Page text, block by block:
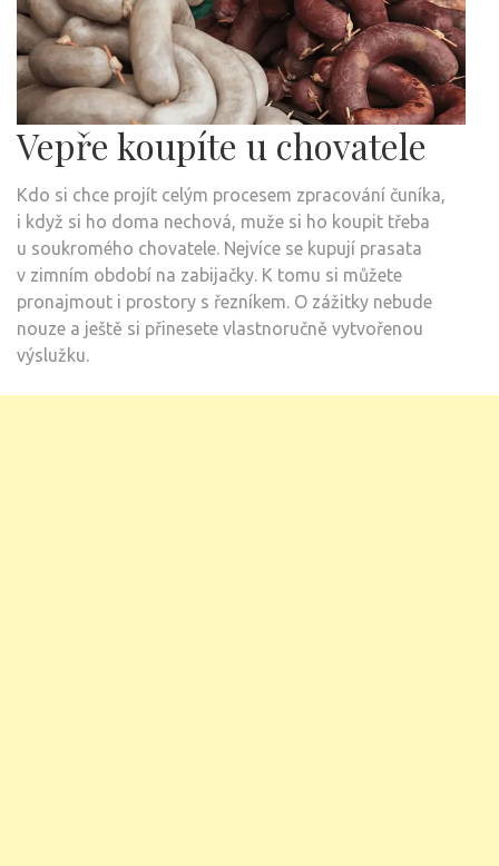
Vepře koupíte u chovatele
Kdo si chce projít celým procesem zpracování čuníka,
i když si ho doma nechová, muže si ho koupit třeba
u soukromého chovatele. Nejvíce se kupují prasata
v zimním období na zabijačky. K tomu si můžete
pronajmout i prostory s řezníkem. O zážitky nebude
nouze a ještě si přinesete vlastnoručně vytvořenou
výslužku.